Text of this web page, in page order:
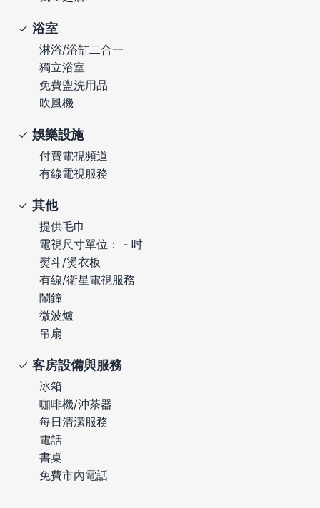
浴室
淋浴/浴缸二合一
獨立浴室
免費盥洗用品
吹風機
娛樂設施
付費電視頻道
有線電視服務
其他
提供毛巾
電視尺寸單位： - 吋
熨斗/燙衣板
有線/衛星電視服務
鬧鐘
微波爐
吊扇
客房設備與服務
冰箱
咖啡機/沖茶器
每日清潔服務
電話
書桌
免費市內電話